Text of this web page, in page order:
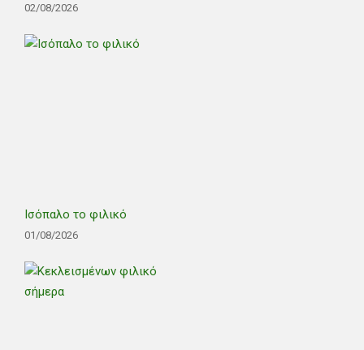
02/08/2026
Ισόπαλο το φιλικό
01/08/2026